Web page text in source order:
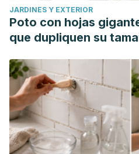
JARDINES Y EXTERIOR
Poto con hojas
que dupliquen su